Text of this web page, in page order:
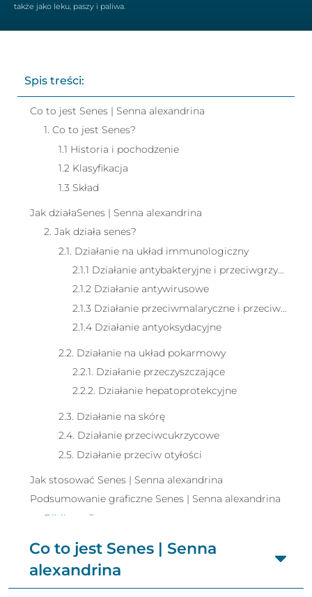
także jako leku, paszy i paliwa.
Spis treści:
Co to jest Senes | Senna alexandrina
1. Co to jest Senes?
1.1 Historia i pochodzenie
1.2 Klasyfikacja
1.3 Skład
Jak działaSenes | Senna alexandrina
2. Jak działa senes?
2.1. Działanie na układ immunologiczny
2.1.1 Działanie antybakteryjne i przeciwgrzybicze
2.1.2 Działanie antywirusowe
2.1.3 Działanie przeciwmalaryczne i przeciwpasożytnicze
2.1.4 Działanie antyoksydacyjne
2.2. Działanie na układ pokarmowy
2.2.1. Działanie przeczyszczające
2.2.2. Działanie hepatoprotekcyjne
2.3. Działanie na skórę
2.4. Działanie przeciwcukrzycowe
2.5. Działanie przeciw otyłości
Jak stosować Senes | Senna alexandrina
Podsumowanie graficzne Senes | Senna alexandrina
Bibliografia
Co to jest Senes | Senna
alexandrina